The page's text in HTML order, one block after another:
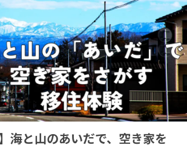
海と山のあいだで、空き家を